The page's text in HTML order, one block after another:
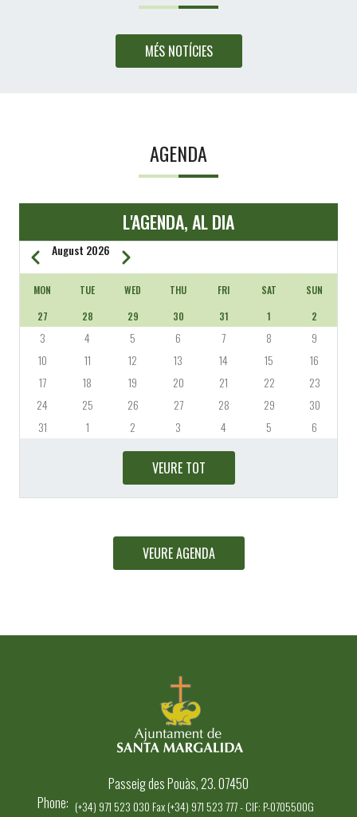
MÉS NOTÍCIES
AGENDA
L'AGENDA, AL DIA
PAGINATION
PreviousAugust 2026 Next
MON TUE WED THU FRI SAT
SUN
27
28 29 30 31 1 2
3 4 5 6 7 8
9
10
11 12 13 14 15
16
17
18 19 20 21 22
23
24
25 26 27 28 29
30
31
1 2 3 4 5 6
VEURE TOT
VEURE AGENDA
Passeig des Pouàs, 23. 07450
Phone
(+34) 971 523 030 Fax (+34) 971 523 777 - CIF: P-0705500G